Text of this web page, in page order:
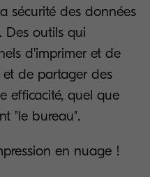
sécurité des données
Des outils qui
d'imprimer et de
de partager des
efficacité, quel que
"le bureau".
en nuage !